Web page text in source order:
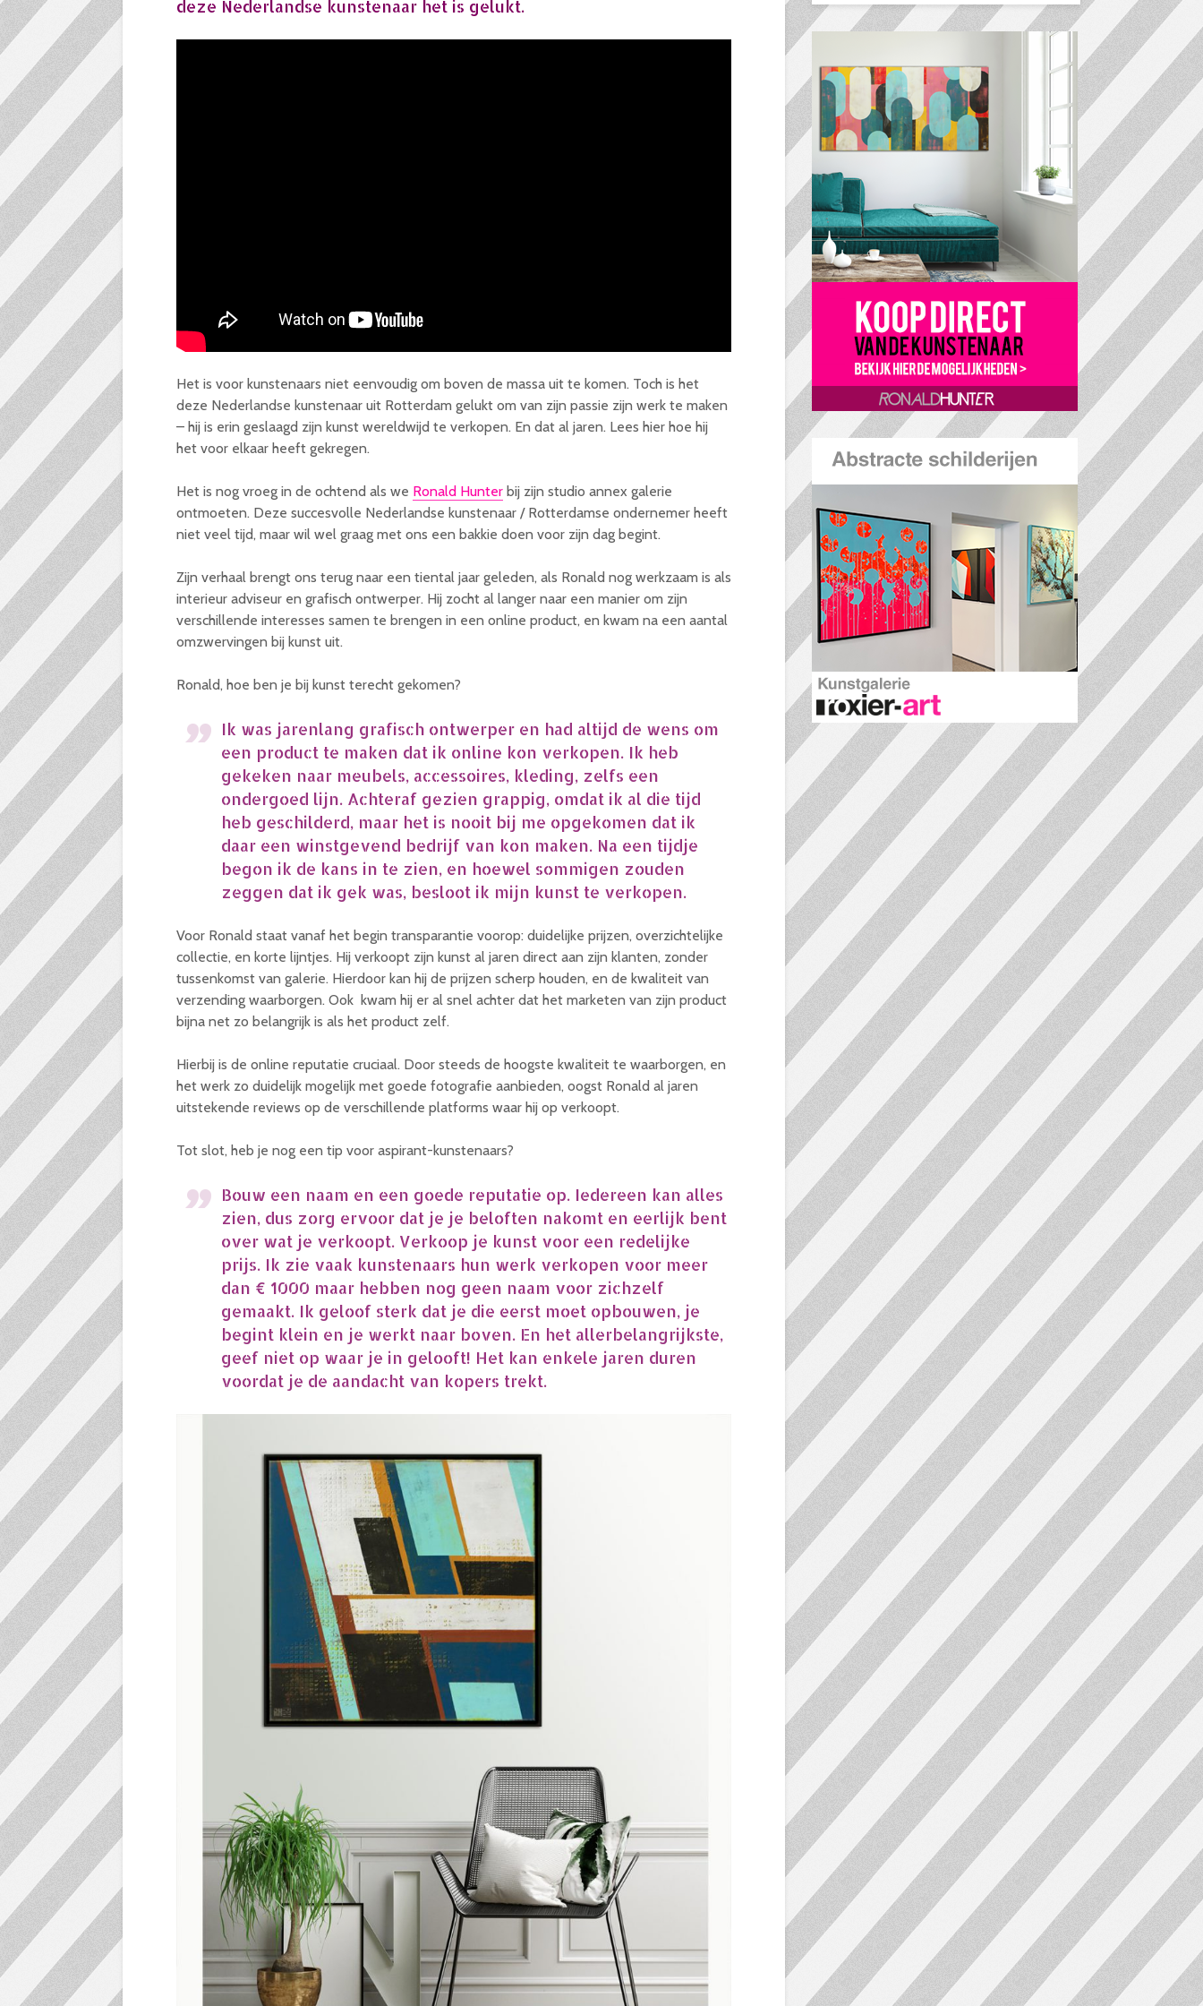
deze Nederlandse kunstenaar het is gelukt.
Het is voor kunstenaars niet eenvoudig om boven de massa uit te komen. Toch is het
deze Nederlandse kunstenaar uit Rotterdam gelukt om van zijn passie zijn werk te maken
– hij is erin geslaagd zijn kunst wereldwijd te verkopen. En dat al jaren. Lees hier hoe hij
het voor elkaar heeft gekregen.
Het is nog vroeg in de ochtend als we Ronald Hunter bij zijn studio annex galerie
ontmoeten. Deze succesvolle Nederlandse kunstenaar / Rotterdamse ondernemer heeft
niet veel tijd, maar wil wel graag met ons een bakkie doen voor zijn dag begint.
Zijn verhaal brengt ons terug naar een tiental jaar geleden, als Ronald nog werkzaam is als
interieur adviseur en grafisch ontwerper. Hij zocht al langer naar een manier om zijn
verschillende interesses samen te brengen in een online product, en kwam na een aantal
omzwervingen bij kunst uit.
Ronald, hoe ben je bij kunst terecht gekomen?
Ik was jarenlang grafisch ontwerper en had altijd de wens om
een ​​product te maken dat ik online kon verkopen. Ik heb
gekeken naar meubels, accessoires, kleding, zelfs een
ondergoed lijn. Achteraf gezien grappig, omdat ik al die tijd
heb geschilderd, maar het is nooit bij me opgekomen dat ik
daar een winstgevend bedrijf van kon maken. Na een tijdje
begon ik de kans in te zien, en hoewel sommigen zouden
zeggen dat ik gek was, besloot ik mijn kunst te verkopen.
Voor Ronald staat vanaf het begin transparantie voorop: duidelijke prijzen, overzichtelijke
collectie, en korte lijntjes. Hij verkoopt zijn kunst al jaren direct aan zijn klanten, zonder
tussenkomst van galerie. Hierdoor kan hij de prijzen scherp houden, en de kwaliteit van
verzending waarborgen. Ook kwam hij er al snel achter dat het marketen van zijn product
bijna net zo belangrijk is als het product zelf.
Hierbij is de online reputatie cruciaal. Door steeds de hoogste kwaliteit te waarborgen, en
het werk zo duidelijk mogelijk met goede fotografie aanbieden, oogst Ronald al jaren
uitstekende reviews op de verschillende platforms waar hij op verkoopt.
Tot slot, heb je nog een tip voor aspirant-kunstenaars?
Bouw een naam en een goede reputatie op. Iedereen kan alles
zien, dus zorg ervoor dat je je beloften nakomt en eerlijk bent
over wat je verkoopt. Verkoop je kunst voor een redelijke
prijs. Ik zie vaak kunstenaars hun werk verkopen voor meer
dan € 1000 maar hebben nog geen naam voor zichzelf
gemaakt. Ik geloof sterk dat je die eerst moet opbouwen, je
begint klein en je werkt naar boven. En het allerbelangrijkste,
geef niet op waar je in gelooft! Het kan enkele jaren duren
voordat je de aandacht van kopers trekt.